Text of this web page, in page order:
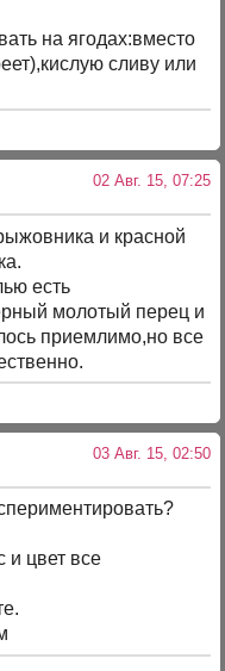
на ягодах:вместо
сливу или
02 Авг. 15, 07:25
и красной
есть
молотый перец и
приемлимо,но все
03 Авг. 15, 02:50
и цвет все